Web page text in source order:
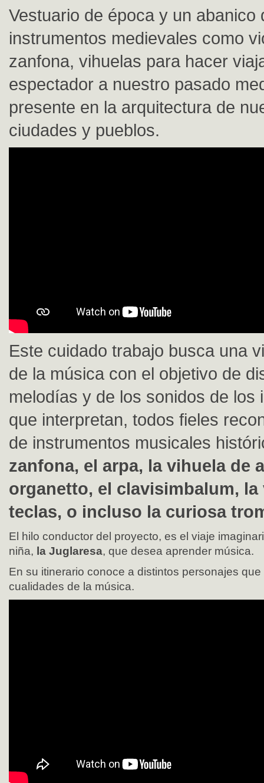
Vestuario de época y un abanico
instrumentos medievales como
zanfona, vihuelas para hacer
espectador a nuestro pasado
presente en la arquitectura de
ciudades y pueblos.
Este cuidado trabajo busca una
de la música con el objetivo de
melodías y de los sonidos de los
que interpretan, todos fieles
de instrumentos musicales
zanfona, el arpa, la vihuela de
organetto, el clavisimbalum, la
teclas, o incluso la curiosa
El hilo conductor del proyecto, es el viaje
niña, la Juglaresa, que desea aprender música.
En su itinerario conoce a distintos personajes
cualidades de la música.